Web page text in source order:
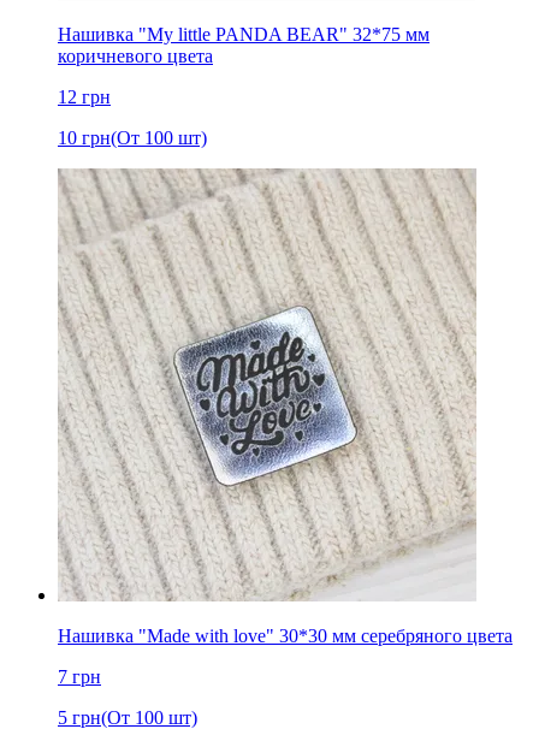
Нашивка "My little PANDA BEAR" 32*75 мм
коричневого цвета
12 грн
10 грн(От 100 шт)
Нашивка "Made with love" 30*30 мм серебряного цвета
7 грн
5 грн(От 100 шт)